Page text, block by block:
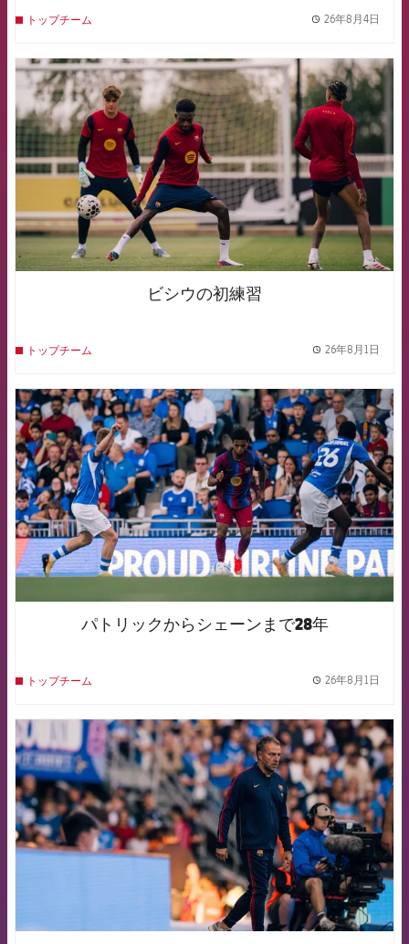
トップチーム 26年8月4日
FCB Barcelona badge
ビシウの初練習
トップチーム 26年8月1日
FCB Barcelona badge
パトリックからシェーンまで28年
トップチーム 26年8月1日
FCB Barcelona badge